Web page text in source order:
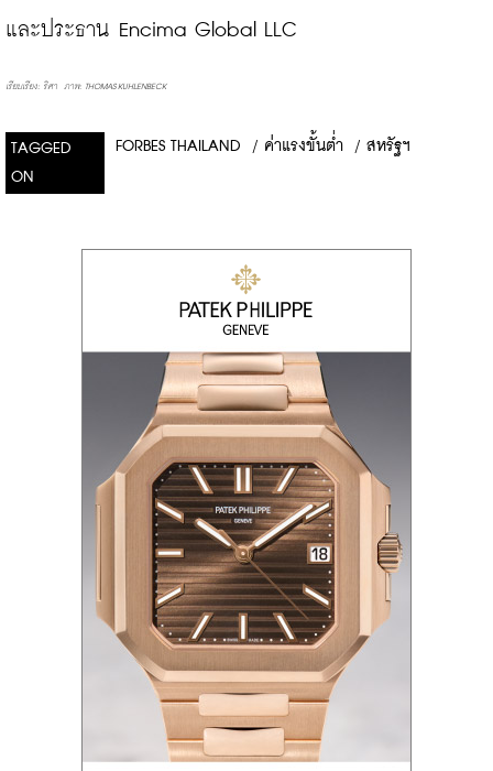
เรียบเรียง: ริศา  ภาพ: THOMAS KUHLENBECK
TAGGED
ON
FORBES THAILAND / ค่าแรงขั้นต่ำ / สหรัฐฯ